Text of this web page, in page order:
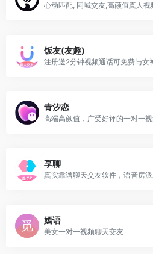
心动匹配, 同城交友,高颜值真人视
饭友(友趣)
注册送2分钟视频通话可免费与女
青汐恋
高端高颜值，广受好评的一对一
享聊
嫣语
美女一对一视频聊天交友